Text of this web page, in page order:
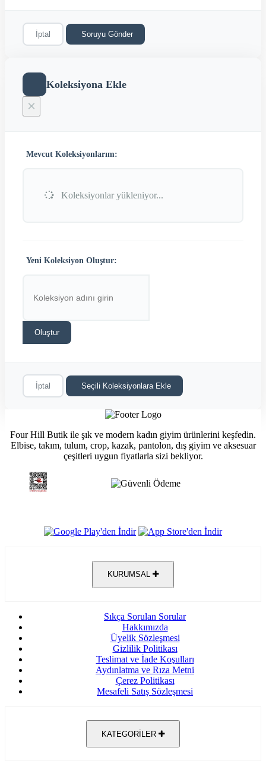
İptal Soruyu Gönder
Koleksiyona Ekle
×
Mevcut Koleksiyonlarım:
Koleksiyonlar yükleniyor...
Yeni Koleksiyon Oluştur:
Oluştur
İptal Seçili Koleksiyonlara Ekle
Four Hill Butik ile şık ve modern kadın giyim ürünlerini keşfedin.
Elbise, takım, tulum, crop, kazak, pantolon, dış giyim ve aksesuar
çeşitleri uygun fiyatlarla sizi bekliyor.
KURUMSAL
Sıkça Sorulan Sorular
Hakkımızda
Üyelik Sözleşmesi
Gizlilik Politikası
Teslimat ve İade Koşulları
Aydınlatma ve Rıza Metni
Çerez Politikası
Mesafeli Satış Sözleşmesi
KATEGORİLER